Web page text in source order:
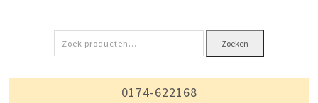
Zoeken
naar:
Zoeken
0174-622168